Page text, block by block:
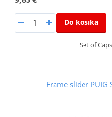
Do košíka
Set of
Frame slider PUIG